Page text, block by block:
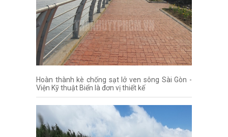
Hoàn thành kè chống sạt lở ven sông Sài Gòn -
Viện Kỹ thuật Biển là đơn vị thiết kế